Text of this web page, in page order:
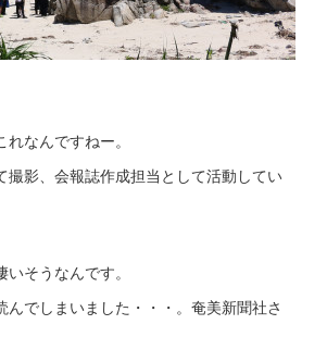
なんですねー。
影、会報誌作成担当として活動してい
そうなんです。
でしまいました・・・。奄美新聞社さ